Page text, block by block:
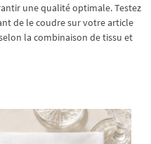
une qualité optimale. Testez
de le coudre sur votre article
la combinaison de tissu et